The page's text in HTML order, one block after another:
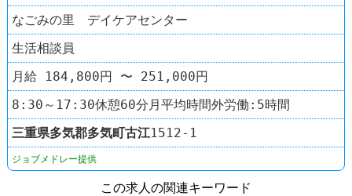
なごみの里 デイケアセンター
生活相談員
月給 184,800円 〜 251,000円
8:30～17:30休憩60分月平均時間外労働:5時間
三重県多気郡多気町古江1512-1
ジョブメドレー提供
この求人の関連キーワード